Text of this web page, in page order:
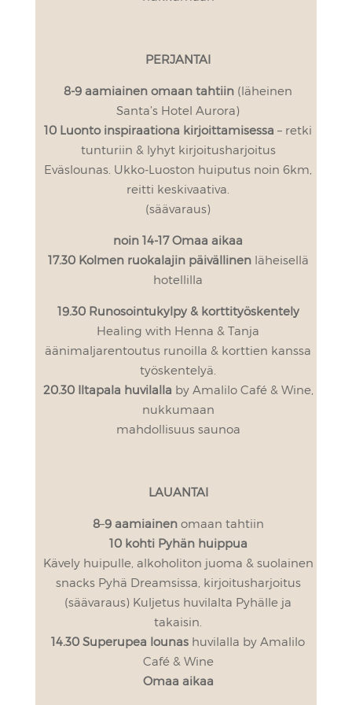
PERJANTAI
8-9 aamiainen omaan tahtiin (läheinen
Santa’s Hotel Aurora)
10 Luonto inspiraationa kirjoittamisessa – retki
tunturiin & lyhyt kirjoitusharjoitus
Eväslounas. Ukko-Luoston huiputus noin 6km,
reitti keskivaativa.
(säävaraus)
noin 14-17 Omaa aikaa
17.30 Kolmen ruokalajin päivällinenläheisellä
hotellilla
19.30 Runosointukylpy & korttityöskentely
Healing with Henna & Tanja
äänimaljarentoutus runoilla & korttien kanssa
työskentelyä.
20.30 Iltapala huvilalla by Amalilo Café & Wine,
nukkumaan
mahdollisuus saunoa
LAUANTAI
8–9 aamiainenomaan tahtiin
10 kohti Pyhän huippua
Kävely huipulle, alkoholiton juoma & suolainen
snacks Pyhä Dreamsissa, kirjoitusharjoitus
(säävaraus) Kuljetus huvilalta Pyhälle ja
takaisin.
14.30 Superupea lounas huvilalla by Amalilo
Café & Wine
Omaa aikaa